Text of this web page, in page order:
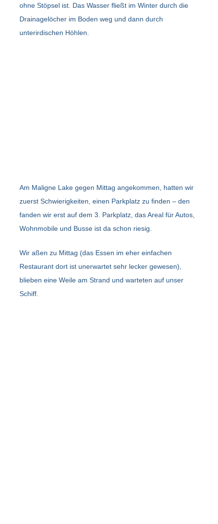
ohne Stöpsel ist. Das Wasser fließt im Winter durch die
Drainagelöcher im Boden weg und dann durch
unterirdischen Höhlen.
Am Maligne Lake gegen Mittag angekommen, hatten wir
zuerst Schwierigkeiten, einen Parkplatz zu finden – den
fanden wir erst auf dem 3. Parkplatz, das Areal für Autos,
Wohnmobile und Busse ist da schon riesig.
Wir aßen zu Mittag (das Essen im eher einfachen
Restaurant dort ist unerwartet sehr lecker gewesen),
blieben eine Weile am Strand und warteten auf unser
Schiff.